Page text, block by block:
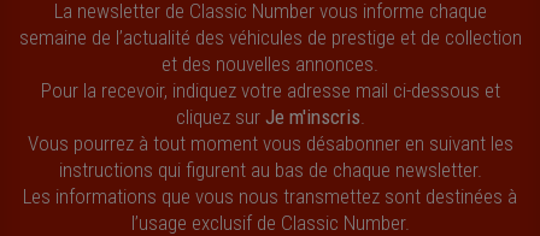
La newsletter de Classic Number vous informe chaque
semaine de l’actualité des véhicules de prestige et de collection
et des nouvelles annonces.
Pour la recevoir, indiquez votre adresse mail ci-dessous et
cliquez sur Je m'inscris
Vous pourrez à tout moment vous désabonner en suivant les
instructions qui figurent au bas de chaque newsletter.
Les informations que vous nous transmettez sont destinées à
l’usage exclusif de Classic Number.